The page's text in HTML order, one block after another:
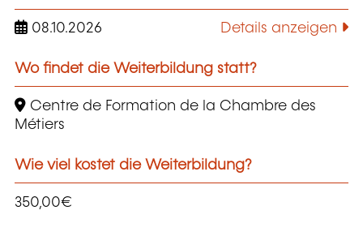
08.10.2026 Details anzeigen
Wo findet die Weiterbildung statt?
Centre de Formation de la Chambre des
Métiers
Wie viel kostet die Weiterbildung?
350,00€